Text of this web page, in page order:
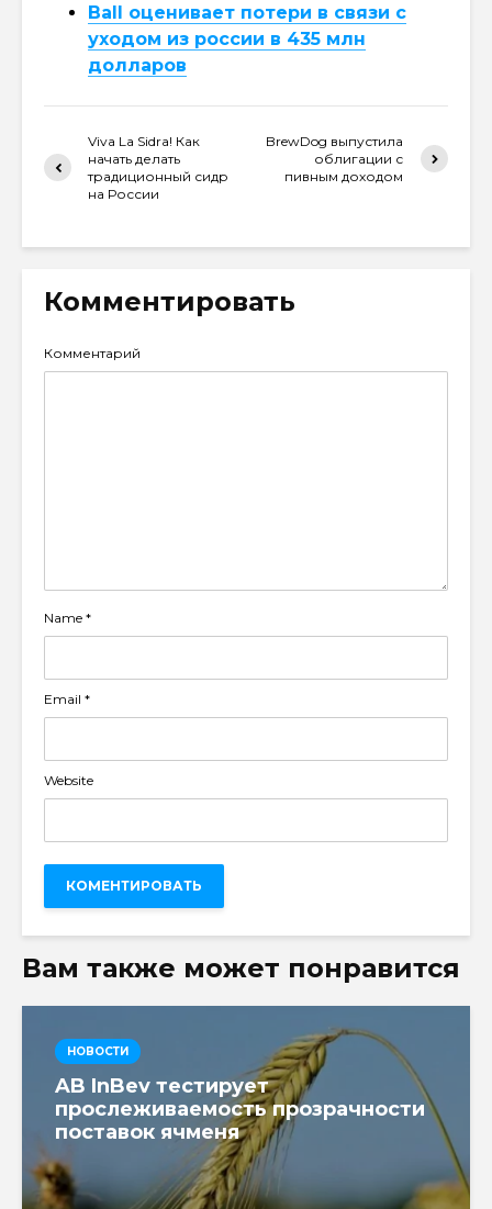
Ball оценивает потери в связи с
уходом из россии в 435 млн
долларов
Viva La Sidra! Как
начать делать
традиционный сидр
на России
BrewDog выпустила
облигации с
пивным доходом
Комментировать
Комментарий
Name *
Email *
Website
Вам также может понравится
НОВОСТИ
AB InBev тестирует
прослеживаемость прозрачности
поставок ячменя